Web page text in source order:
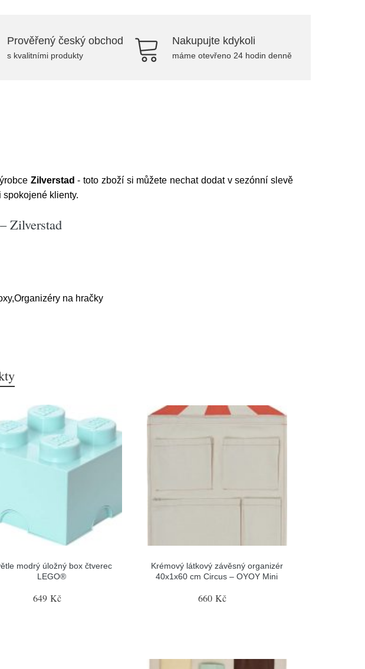
Prověřený český obchod
s kvalitními produkty
Nakupujte kdykoli
máme otevřeno 24 hodin denně
Zilverstad - toto zboží si můžete nechat dodat v sezónní slevě
spokojené klienty.
Zilverstad
na hračky
modrý úložný box čtverec
LEGO®
649 Kč
Krémový látkový závěsný organizér
40x1x60 cm Circus – OYOY Mini
660 Kč